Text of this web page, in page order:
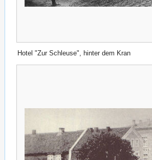
Hotel "Zur Schleuse", hinter dem Kran